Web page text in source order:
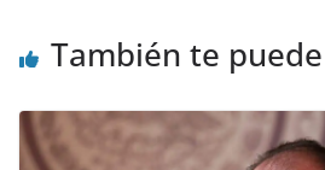
También te